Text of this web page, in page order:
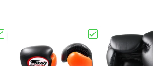
"Twins Special - BGVL 3 Sky Blue | LerenKies "Twins Special